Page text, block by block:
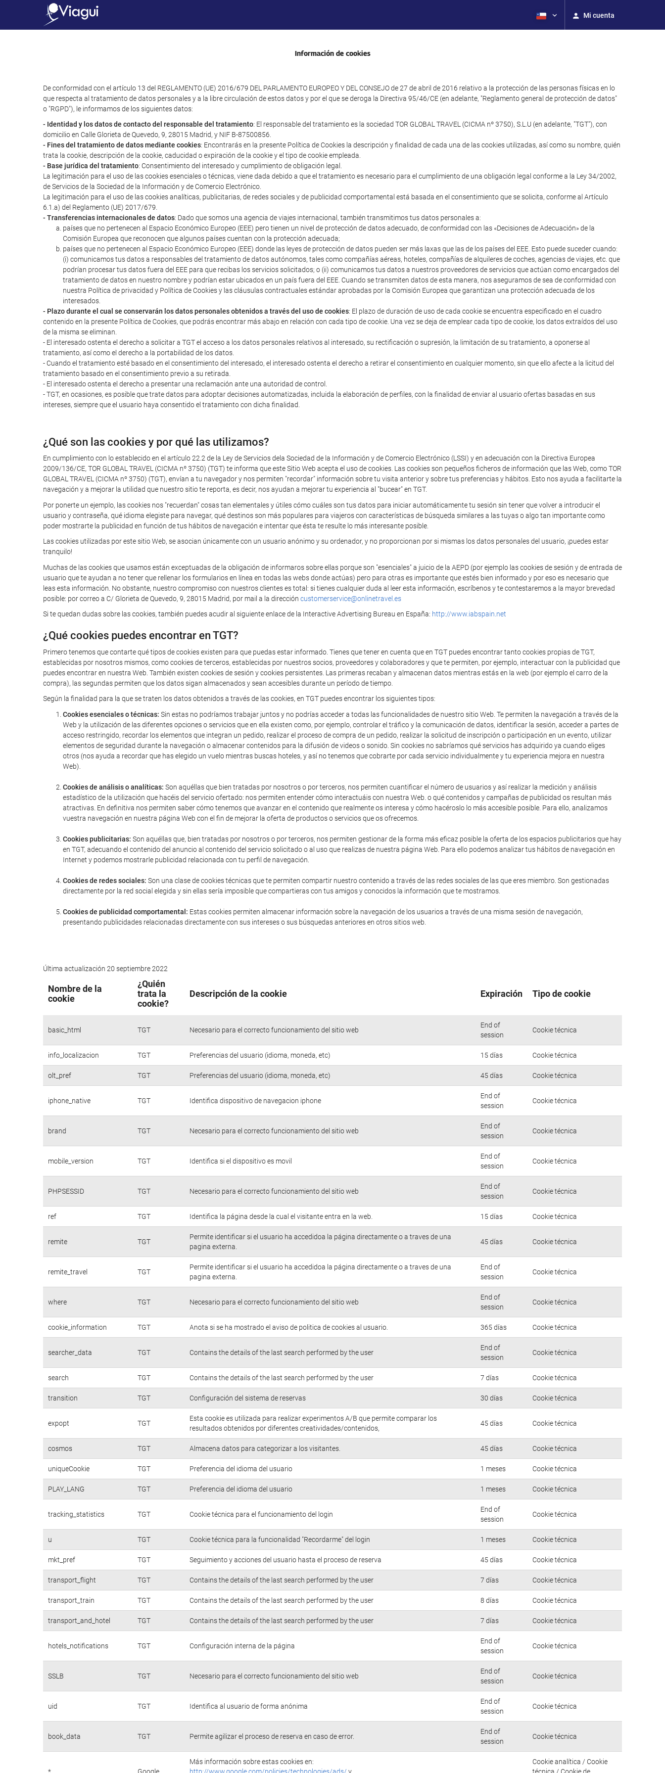
Mi cuenta
Información de cookies
De conformidad con el artículo 13 del REGLAMENTO (UE) 2016/679 DEL PARLAMENTO EUROPEO Y DEL CONSEJO de 27 de abril de 2016 relativo a la protección de las personas físicas en lo
que respecta al tratamiento de datos personales y a la libre circulación de estos datos y por el que se deroga la Directiva 95/46/CE (en adelante, "Reglamento general de protección de datos"
o "RGPD"), le informamos de los siguientes datos:
- Identidad y los datos de contacto del responsable del tratamiento: El responsable del tratamiento es la sociedad TOR GLOBAL TRAVEL (CICMA nº 3750), S.L.U (en adelante, "TGT"), con
domicilio en Calle Glorieta de Quevedo, 9, 28015 Madrid, y NIF B-87500856.
- Fines del tratamiento de datos mediante cookies: Encontrarás en la presente Política de Cookies la descripción y finalidad de cada una de las cookies utilizadas, así como su nombre, quién
trata la cookie, descripción de la cookie, caducidad o expiración de la cookie y el tipo de cookie empleada.
- Base jurídica del tratamiento: Consentimiento del interesado y cumplimiento de obligación legal.
La legitimación para el uso de las cookies esenciales o técnicas, viene dada debido a que el tratamiento es necesario para el cumplimiento de una obligación legal conforme a la Ley 34/2002,
de Servicios de la Sociedad de la Información y de Comercio Electrónico.
La legitimación para el uso de las cookies analíticas, publicitarias, de redes sociales y de publicidad comportamental está basada en el consentimiento que se solicita, conforme al Artículo
6.1.a) del Reglamento (UE) 2017/679.
- Transferencias internacionales de datos: Dado que somos una agencia de viajes internacional, también transmitimos tus datos personales a:
países que no pertenecen al Espacio Económico Europeo (EEE) pero tienen un nivel de protección de datos adecuado, de conformidad con las «Decisiones de Adecuación» de la
Comisión Europea que reconocen que algunos países cuentan con la protección adecuada;
países que no pertenecen al Espacio Económico Europeo (EEE) donde las leyes de protección de datos pueden ser más laxas que las de los países del EEE. Esto puede suceder cuando:
(i) comunicamos tus datos a responsables del tratamiento de datos autónomos, tales como compañías aéreas, hoteles, compañías de alquileres de coches, agencias de viajes, etc. que
podrían procesar tus datos fuera del EEE para que recibas los servicios solicitados; o (ii) comunicamos tus datos a nuestros proveedores de servicios que actúan como encargados del
tratamiento de datos en nuestro nombre y podrían estar ubicados en un país fuera del EEE. Cuando se transmiten datos de esta manera, nos aseguramos de sea de conformidad con
nuestra Política de privacidad y Política de Cookies y las cláusulas contractuales estándar aprobadas por la Comisión Europea que garantizan una protección adecuada de los
interesados.
- Plazo durante el cual se conservarán los datos personales obtenidos a través del uso de cookies: El plazo de duración de uso de cada cookie se encuentra especificado en el cuadro
contenido en la presente Política de Cookies, que podrás encontrar más abajo en relación con cada tipo de cookie. Una vez se deja de emplear cada tipo de cookie, los datos extraídos del uso
de la misma se eliminan.
- El interesado ostenta el derecho a solicitar a TGT el acceso a los datos personales relativos al interesado, su rectificación o supresión, la limitación de su tratamiento, a oponerse al
tratamiento, así como el derecho a la portabilidad de los datos.
- Cuando el tratamiento esté basado en el consentimiento del interesado, el interesado ostenta el derecho a retirar el consentimiento en cualquier momento, sin que ello afecte a la licitud del
tratamiento basado en el consentimiento previo a su retirada.
- El interesado ostenta el derecho a presentar una reclamación ante una autoridad de control.
- TGT, en ocasiones, es posible que trate datos para adoptar decisiones automatizadas, incluida la elaboración de perfiles, con la finalidad de enviar al usuario ofertas basadas en sus
intereses, siempre que el usuario haya consentido el tratamiento con dicha finalidad.
¿Qué son las cookies y por qué las utilizamos?
En cumplimiento con lo establecido en el artículo 22.2 de la Ley de Servicios dela Sociedad de la Información y de Comercio Electrónico (LSSI) y en adecuación con la Directiva Europea
2009/136/CE, TOR GLOBAL TRAVEL (CICMA nº 3750) (TGT) te informa que este Sitio Web acepta el uso de cookies. Las cookies son pequeños ficheros de información que las Web, como TOR
GLOBAL TRAVEL (CICMA nº 3750) (TGT), envían a tu navegador y nos permiten "recordar" información sobre tu visita anterior y sobre tus preferencias y hábitos. Esto nos ayuda a facilitarte la
navegación y a mejorar la utilidad que nuestro sitio te reporta, es decir, nos ayudan a mejorar tu experiencia al "bucear" en TGT.
Por ponerte un ejemplo, las cookies nos "recuerdan" cosas tan elementales y útiles cómo cuáles son tus datos para iniciar automáticamente tu sesión sin tener que volver a introducir el
usuario y contraseña, qué idioma elegiste para navegar, qué destinos son más populares para viajeros con características de búsqueda similares a las tuyas o algo tan importante como
poder mostrarte la publicidad en función de tus hábitos de navegación e intentar que ésta te resulte lo más interesante posible.
Las cookies utilizadas por este sitio Web, se asocian únicamente con un usuario anónimo y su ordenador, y no proporcionan por si mismas los datos personales del usuario, ¡puedes estar
tranquilo!
Muchas de las cookies que usamos están exceptuadas de la obligación de informaros sobre ellas porque son "esenciales" a juicio de la AEPD (por ejemplo las cookies de sesión y de entrada de
usuario que te ayudan a no tener que rellenar los formularios en línea en todas las webs donde actúas) pero para otras es importante que estés bien informado y por eso es necesario que
leas esta información. No obstante, nuestro compromiso con nuestros clientes es total: si tienes cualquier duda al leer esta información, escríbenos y te contestaremos a la mayor brevedad
posible: por correo a C/ Glorieta de Quevedo, 9, 28015 Madrid, por mail a la dirección customerservice@onlinetravel.es
Si te quedan dudas sobre las cookies, también puedes acudir al siguiente enlace de la Interactive Advertising Bureau en España: http://www.iabspain.net
¿Qué cookies puedes encontrar en TGT?
Primero tenemos que contarte qué tipos de cookies existen para que puedas estar informado. Tienes que tener en cuenta que en TGT puedes encontrar tanto cookies propias de TGT,
establecidas por nosotros mismos, como cookies de terceros, establecidas por nuestros socios, proveedores y colaboradores y que te permiten, por ejemplo, interactuar con la publicidad que
puedes encontrar en nuestra Web. También existen cookies de sesión y cookies persistentes. Las primeras recaban y almacenan datos mientras estás en la web (por ejemplo el carro de la
compra), las segundas permiten que los datos sigan almacenados y sean accesibles durante un período de tiempo.
Según la finalidad para la que se traten los datos obtenidos a través de las cookies, en TGT puedes encontrar los siguientes tipos:
Cookies esenciales o técnicas: Sin estas no podríamos trabajar juntos y no podrías acceder a todas las funcionalidades de nuestro sitio Web. Te permiten la navegación a través de la
Web y la utilización de las diferentes opciones o servicios que en ella existen como, por ejemplo, controlar el tráfico y la comunicación de datos, identificar la sesión, acceder a partes de
acceso restringido, recordar los elementos que integran un pedido, realizar el proceso de compra de un pedido, realizar la solicitud de inscripción o participación en un evento, utilizar
elementos de seguridad durante la navegación o almacenar contenidos para la difusión de videos o sonido. Sin cookies no sabríamos qué servicios has adquirido ya cuando eliges
otros (nos ayuda a recordar que has elegido un vuelo mientras buscas hoteles, y así no tenemos que cobrarte por cada servicio individualmente y tu experiencia mejora en nuestra
Web).
Cookies de análisis o analíticas: Son aquéllas que bien tratadas por nosotros o por terceros, nos permiten cuantificar el número de usuarios y así realizar la medición y análisis
estadístico de la utilización que hacéis del servicio ofertado: nos permiten entender cómo interactuáis con nuestra Web. o qué contenidos y campañas de publicidad os resultan más
atractivas. En definitiva nos permiten saber cómo tenemos que avanzar en el contenido que realmente os interesa y cómo hacéroslo lo más accesible posible. Para ello, analizamos
vuestra navegación en nuestra página Web con el fin de mejorar la oferta de productos o servicios que os ofrecemos.
Cookies publicitarias: Son aquéllas que, bien tratadas por nosotros o por terceros, nos permiten gestionar de la forma más eficaz posible la oferta de los espacios publicitarios que hay
en TGT, adecuando el contenido del anuncio al contenido del servicio solicitado o al uso que realizas de nuestra página Web. Para ello podemos analizar tus hábitos de navegación en
Internet y podemos mostrarle publicidad relacionada con tu perfil de navegación.
Cookies de redes sociales: Son una clase de cookies técnicas que te permiten compartir nuestro contenido a través de las redes sociales de las que eres miembro. Son gestionadas
directamente por la red social elegida y sin ellas sería imposible que compartieras con tus amigos y conocidos la información que te mostramos.
Cookies de publicidad comportamental: Estas cookies permiten almacenar información sobre la navegación de los usuarios a través de una misma sesión de navegación,
presentando publicidades relacionadas directamente con sus intereses o sus búsquedas anteriores en otros sitios web.
Última actualización 20 septiembre 2022
Nombre de la
cookie
¿Quién
trata la
cookie?
Descripción de la cookie Expiración Tipo de cookie
basic_html TGT Necesario para el correcto funcionamiento del sitio web
End of
session
Cookie técnica
info_localizacion TGT Preferencias del usuario (idioma, moneda, etc) 15 días Cookie técnica
olt_pref TGT Preferencias del usuario (idioma, moneda, etc) 45 días Cookie técnica
iphone_native TGT Identifica dispositivo de navegacion iphone
End of
session
Cookie técnica
brand TGT Necesario para el correcto funcionamiento del sitio web
End of
session
Cookie técnica
mobile_version TGT Identifica si el dispositivo es movil
End of
session
Cookie técnica
PHPSESSID TGT Necesario para el correcto funcionamiento del sitio web
End of
session
Cookie técnica
ref TGT Identifica la página desde la cual el visitante entra en la web. 15 días Cookie técnica
remite TGT
Permite identificar si el usuario ha accedidoa la página directamente o a traves de una
pagina externa.
45 días Cookie técnica
remite_travel TGT
Permite identificar si el usuario ha accedidoa la página directamente o a traves de una
pagina externa.
End of
session
Cookie técnica
where TGT Necesario para el correcto funcionamiento del sitio web
End of
session
Cookie técnica
cookie_information TGT Anota si se ha mostrado el aviso de politica de cookies al usuario. 365 días Cookie técnica
searcher_data TGT Contains the details of the last search performed by the user
End of
session
Cookie técnica
search TGT Contains the details of the last search performed by the user 7 días Cookie técnica
transition TGT Configuración del sistema de reservas 30 días Cookie técnica
expopt TGT
Esta cookie es utilizada para realizar experimentos A/B que permite comparar los
resultados obtenidos por diferentes creatividades/contenidos,
45 días Cookie técnica
cosmos TGT Almacena datos para categorizar a los visitantes. 45 días Cookie técnica
uniqueCookie TGT Preferencia del idioma del usuario 1 meses Cookie técnica
PLAY_LANG TGT Preferencia del idioma del usuario 1 meses Cookie técnica
tracking_statistics TGT Cookie técnica para el funcionamiento del login
End of
session
Cookie técnica
u TGT Cookie técnica para la funcionalidad "Recordarme" del login 1 meses Cookie técnica
mkt_pref TGT Seguimiento y acciones del usuario hasta el proceso de reserva 45 días Cookie técnica
transport_flight TGT Contains the details of the last search performed by the user 7 días Cookie técnica
transport_train TGT Contains the details of the last search performed by the user 8 días Cookie técnica
transport_and_hotel TGT Contains the details of the last search performed by the user 7 días Cookie técnica
hotels_notifications TGT Configuración interna de la página
End of
session
Cookie técnica
SSLB TGT Necesario para el correcto funcionamiento del sitio web
End of
session
Cookie técnica
uid TGT Identifica al usuario de forma anónima
End of
session
Cookie técnica
book_data TGT Permite agilizar el proceso de reserva en caso de error.
End of
session
Cookie técnica
Más información sobre estas cookies en:
Cookie analítica / Cookie